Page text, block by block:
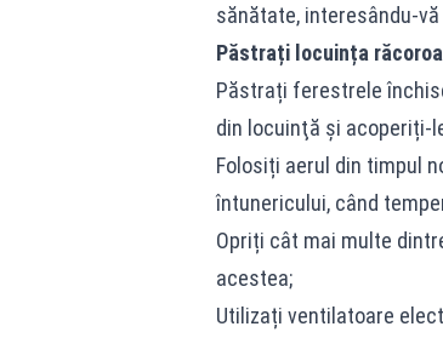
sănătate, interesându-
Păstrați locuința
Păstrați ferestrele
din locuinţă și acoperiți-
Folosiți aerul din timpul
întunericului, când
Opriți cât mai multe
acestea;
Utilizați ventilatoare